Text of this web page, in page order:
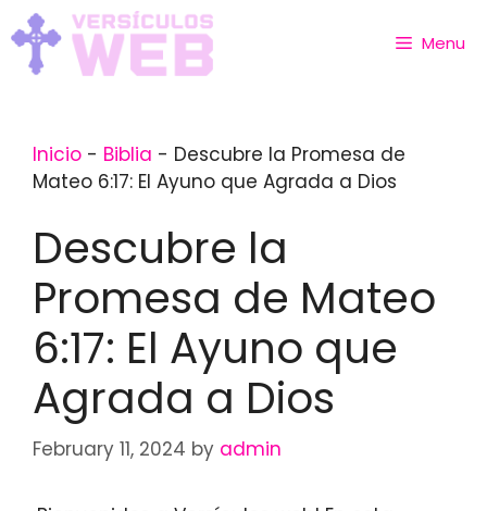
Skip
to
content
Menu
Inicio - Biblia - Descubre la Promesa de
Mateo 6:17: El Ayuno que Agrada a Dios
Descubre la
Promesa de Mateo
6:17: El Ayuno que
Agrada a Dios
February 11, 2024 by admin